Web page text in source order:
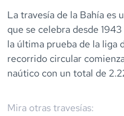
La travesía de la Bahía es
que se celebra desde
la última prueba de la liga
recorrido circular
naútico con un total de
Mira otras travesías: